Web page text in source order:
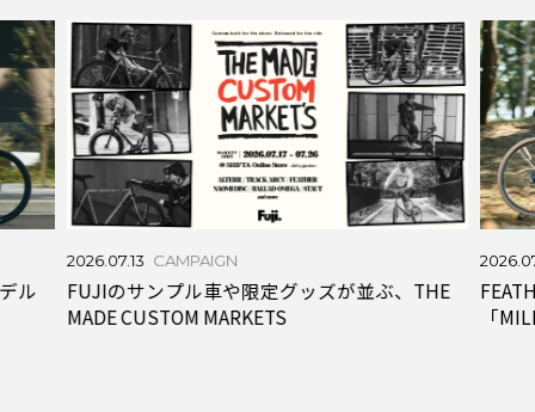
ル
2026.07.13 CAMPAIGN
FUJIのサンプル車や限定グッズが並ぶ、THE
MADE CUSTOM MARKETS
「